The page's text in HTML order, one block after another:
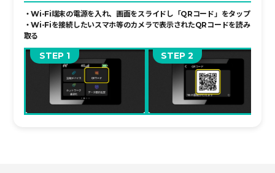
・Wi-Fi端末の電源を入れ、画面をスライドし「QRコード」をタップ
・Wi-Fiを接続したいスマホ等のカメラで表示されたQRコードを読み
取る
STEP STEP